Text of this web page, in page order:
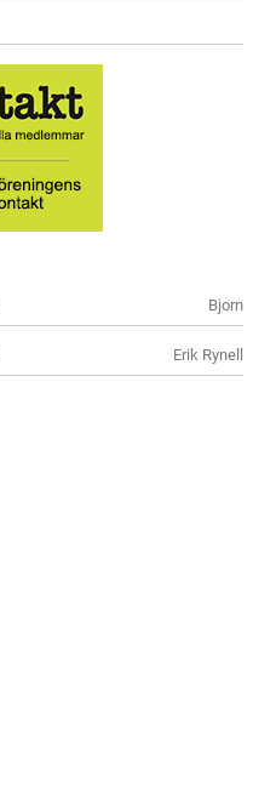
Bjorn
Erik Rynell